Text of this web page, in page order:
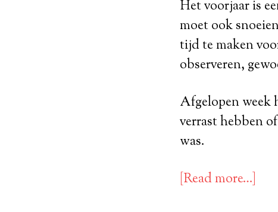
Het voorjaar is
moet ook
tijd te maken
observeren,
Afgelopen week
verrast hebben
was.
[Read more…]